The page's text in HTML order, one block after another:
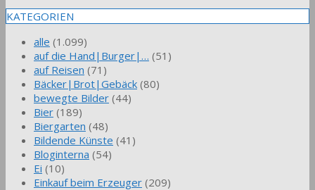
KATEGORIEN
alle (1.099)
auf die Hand|Burger|… (51)
auf Reisen (71)
Bäcker|Brot|Gebäck (80)
bewegte Bilder (44)
Bier (189)
Biergarten (48)
Bildende Künste (41)
Bloginterna (54)
Ei (10)
Einkauf beim Erzeuger (209)